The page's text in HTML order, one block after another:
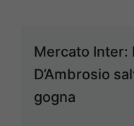
Mercato Inter:
D’Ambrosio
gogna